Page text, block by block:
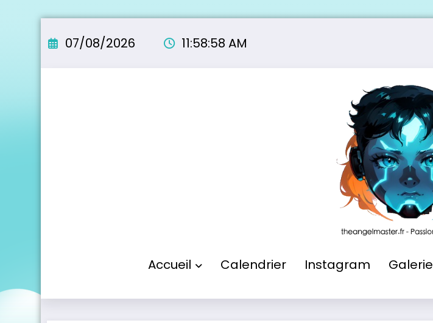
au
07/08/2026 11:58:59 AM
Accueil Calendrier Instagram Galerie